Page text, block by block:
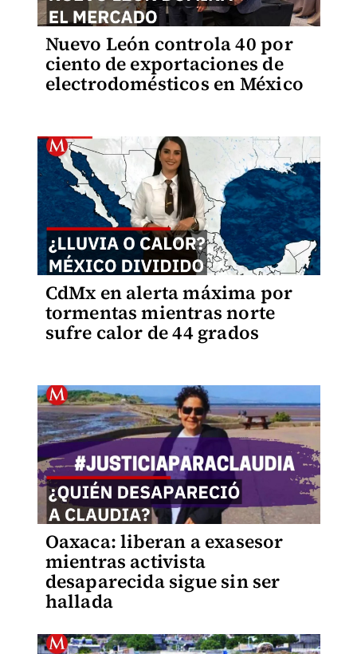
Nuevo León controla 40 por
ciento de exportaciones de
electrodomésticos en México
CdMx en alerta máxima por
tormentas mientras norte
sufre calor de 44 grados
Oaxaca: liberan a exasesor
mientras activista
desaparecida sigue sin ser
hallada